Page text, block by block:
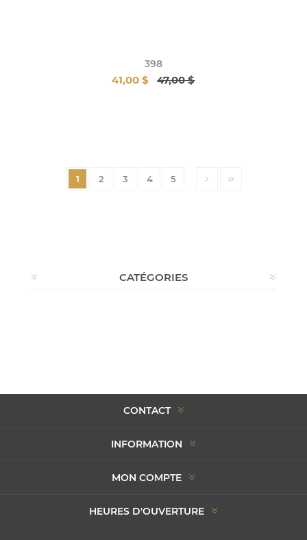
398
41,00 $ 47,00 $
1 2 3 4 5
CATÉGORIES
CONTACT
INFORMATION
MON COMPTE
HEURES D'OUVERTURE